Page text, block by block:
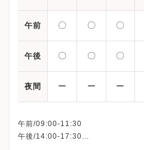
午前 〇 〇 〇
午後 〇 〇 〇
夜間 ー ー ー
午前/09:00-11:30
午後/14:00-17:30